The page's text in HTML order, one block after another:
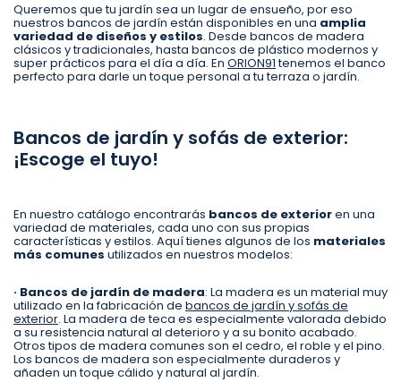
Queremos que tu jardín sea un lugar de ensueño, por eso
nuestros bancos de jardín están disponibles en una amplia
variedad de diseños y estilos. Desde bancos de madera
clásicos y tradicionales, hasta bancos de plástico modernos y
super prácticos para el día a día. En ORION91tenemos el banco
perfecto para darle un toque personal a tu terraza o jardín.
Bancos de jardín y sofás de exterior:
¡Escoge el tuyo!
En nuestro catálogo encontrarás bancos de exterioren una
variedad de materiales, cada uno con sus propias
características y estilos. Aquí tienes algunos de los materiales
más comunes utilizados en nuestros modelos:
· Bancos de jardín de madera: La madera es un material muy
utilizado en la fabricación de bancos de jardín y sofás de
exterior. La madera de teca es especialmente valorada debido
a su resistencia natural al deterioro y a su bonito acabado.
Otros tipos de madera comunes son el cedro, el roble y el pino.
Los bancos de madera son especialmente duraderos y
añaden un toque cálido y natural al jardín.